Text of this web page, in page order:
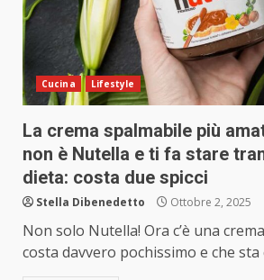
Cucina Lifestyle
La crema spalmabile più
non è Nutella e ti fa stare
dieta: costa due spicci
Stella Dibenedetto Ottobre 2, 2025
Non solo Nutella! Ora c’è una
costa davvero pochissimo e che sta